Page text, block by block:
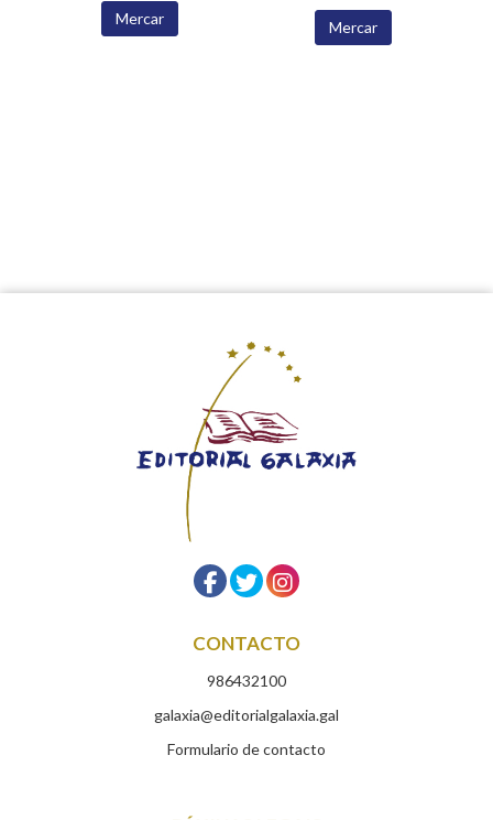
Mercar Mercar
CONTACTO
986432100
galaxia@editorialgalaxia.gal
Formulario de contacto